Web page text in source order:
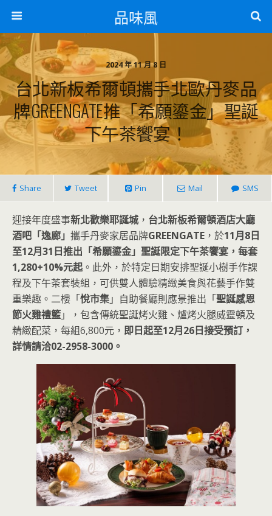
品味風
2024 年 11 月 8 日
台北新板希爾頓攜手北歐丹麥品
牌GREENGATE推「希願鎏金」聖誕
下午茶饗宴！
Share Tweet Pin Mail SMS
迎接年度盛事新北歡樂耶誕城 ， 台北新板希爾頓酒店大廳
酒吧「逸廊」 攜手丹麥家居品牌GREENGATE ，於11月8日
至12月31日推出「希願鎏金」聖誕限定下午茶饗宴，每套
1,280+10%元起。此外，於特定日期安排聖誕小樹手作課
程及下午茶套裝組，可供雙人體驗精緻美食與花藝手作雙
重樂趣。二樓「悅市集」自助餐廳則應景推出「聖誕感恩
節火雞禮籃」，包含傳統聖誕烤火雞、爐烤火腿威靈頓及
精緻配菜，每組6,800元， 即日起至12月26日接受預訂，
詳情請洽02-2958-3000。